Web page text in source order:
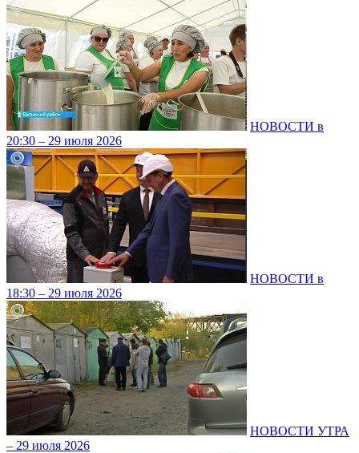
НОВОСТИ в
20:30 – 29 июля 2026
НОВОСТИ в
18:30 – 29 июля 2026
НОВОСТИ УТРА
– 29 июля 2026